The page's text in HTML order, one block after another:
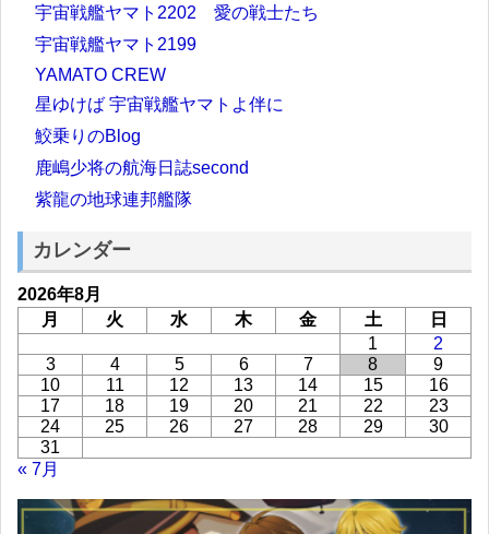
宇宙戦艦ヤマト2202 愛の戦士たち
宇宙戦艦ヤマト2199
YAMATO CREW
星ゆけば 宇宙戦艦ヤマトよ伴に
鮫乗りのBlog
鹿嶋少将の航海日誌second
紫龍の地球連邦艦隊
カレンダー
2026年8月
月
火 水 木 金 土
日
1
2
3
4 5 6 7 8
9
10
11 12 13 14 15
16
17
18 19 20 21 22
23
24
25 26 27 28 29
30
31
« 7月